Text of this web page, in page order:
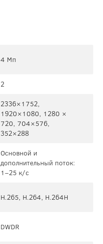
4 Мп
2
2336×1752,
1920×1080, 1280 ×
720, 704×576,
352×288
Основной и
дополнительный поток:
1–25 к/с
H.265, H.264, H.264H
DWDR